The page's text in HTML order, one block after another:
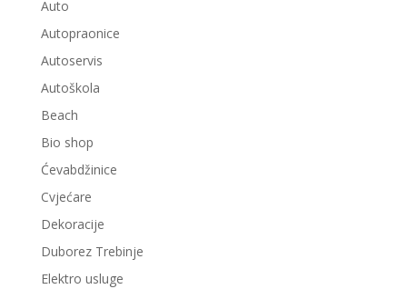
Auto
Autopraonice
Autoservis
Autoškola
Beach
Bio shop
Ćevabdžinice
Cvjećare
Dekoracije
Duborez Trebinje
Elektro usluge